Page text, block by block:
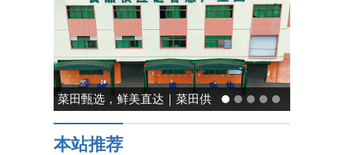
能率日式厨房美学：既要此刻
温馨，也要未来可期
本站推荐